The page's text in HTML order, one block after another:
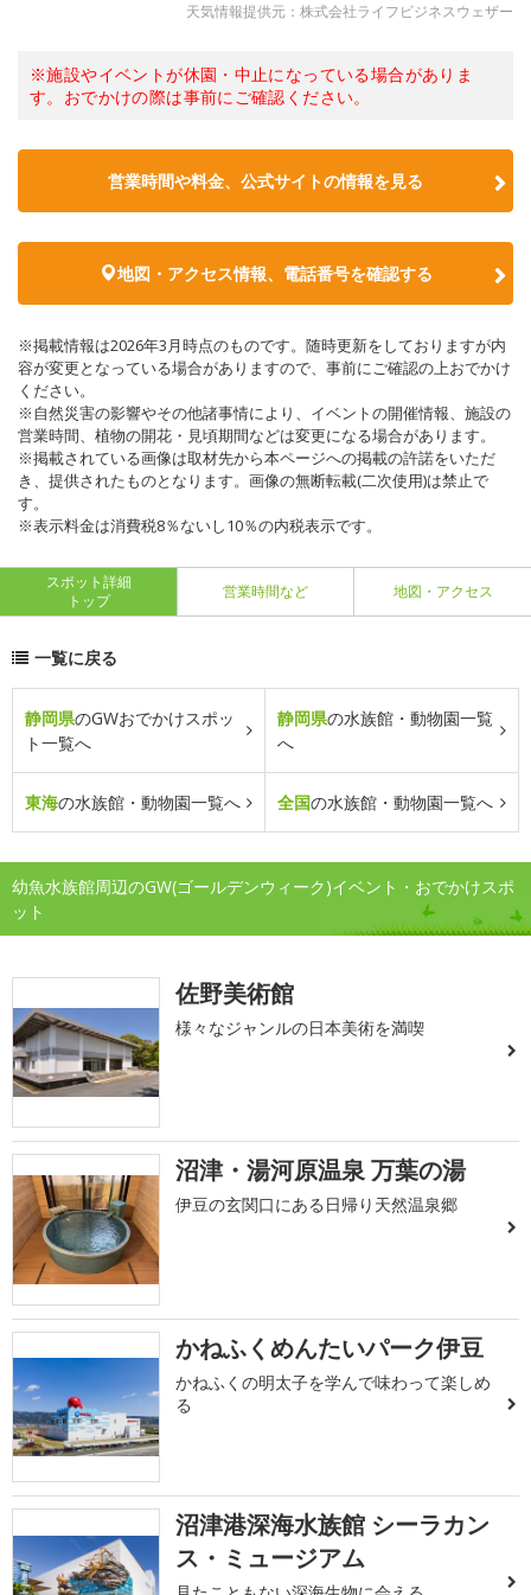
天気情報提供元：株式会社ライフビジネスウェザー
※施設やイベントが休園・中止になっている場合がありま
す。おでかけの際は事前にご確認ください。
営業時間や料金、公式サイトの情報を見る
地図・アクセス情報、電話番号を確認する
※掲載情報は2026年3月時点のものです。随時更新をしておりますが内
容が変更となっている場合がありますので、事前にご確認の上おでかけ
ください。
※自然災害の影響やその他諸事情により、イベントの開催情報、施設の
営業時間、植物の開花・見頃期間などは変更になる場合があります。
※掲載されている画像は取材先から本ページへの掲載の許諾をいただ
き、提供されたものとなります。画像の無断転載(二次使用)は禁止で
す。
※表示料金は消費税8％ないし10％の内税表示です。
スポット詳細
トップ
営業時間など 地図・アクセス
一覧に戻る
静岡県のGWおでかけスポッ
ト一覧へ
静岡県の水族館・動物園一覧
へ
東海の水族館・動物園一覧へ 全国の水族館・動物園一覧へ
幼魚水族館周辺のGW(ゴールデンウィーク)イベント・おでかけスポ
ット
佐野美術館
様々なジャンルの日本美術を満喫
沼津・湯河原温泉 万葉の湯
伊豆の玄関口にある日帰り天然温泉郷
かねふくめんたいパーク伊豆
かねふくの明太子を学んで味わって楽しめ
る
沼津港深海水族館 シーラカン
ス・ミュージアム